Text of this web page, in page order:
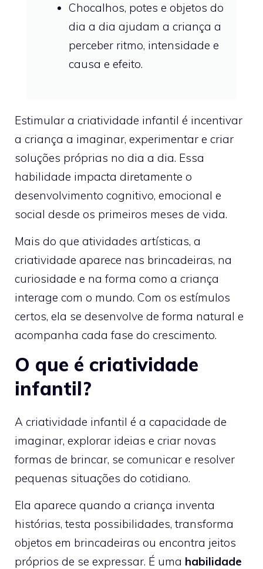
Chocalhos, potes e objetos do
dia a dia ajudam a criança a
perceber ritmo, intensidade e
causa e efeito.
Estimular a criatividade infantil é incentivar
a criança a imaginar, experimentar e criar
soluções próprias no dia a dia. Essa
habilidade impacta diretamente o
desenvolvimento cognitivo, emocional e
social desde os primeiros meses de vida.
Mais do que atividades artísticas, a
criatividade aparece nas brincadeiras, na
curiosidade e na forma como a criança
interage com o mundo. Com os estímulos
certos, ela se desenvolve de forma natural e
acompanha cada fase do crescimento.
O que é criatividade
infantil?
A criatividade infantil é a capacidade de
imaginar, explorar ideias e criar novas
formas de brincar, se comunicar e resolver
pequenas situações do cotidiano.
Ela aparece quando a criança inventa
histórias, testa possibilidades, transforma
objetos em brincadeiras ou encontra jeitos
próprios de se expressar. É uma habilidade